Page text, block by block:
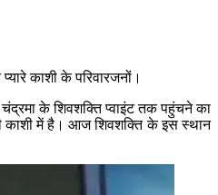
काशी के परिवारजनों।
के शिवशक्ति प्वाइंट तक पहुंचने का
काशी में है। आज शिवशक्ति के इस स्थान